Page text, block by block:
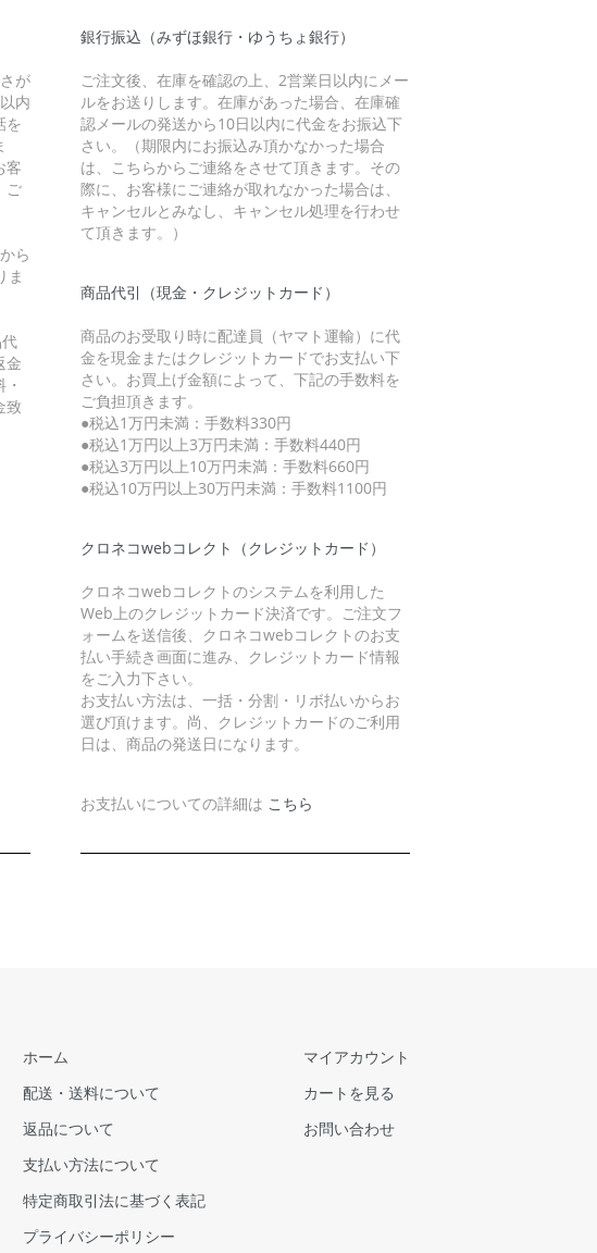
が
内
を
客
ご
ら
ま
金
致
銀行振込（みずほ銀行・ゆうちょ銀行）
ご注文後、在庫を確認の上、2営業日以内にメー
ルをお送りします。在庫があった場合、在庫確
認メールの発送から10日以内に代金をお振込下
さい。（期限内にお振込み頂かなかった場合
は、こちらからご連絡をさせて頂きます。その
際に、お客様にご連絡が取れなかった場合は、
キャンセルとみなし、キャンセル処理を行わせ
て頂きます。）
商品代引（現金・クレジットカード）
商品のお受取り時に配達員（ヤマト運輸）に代
金を現金またはクレジットカードでお支払い下
さい。お買上げ金額によって、下記の手数料を
ご負担頂きます。
●税込1万円未満：手数料330円
●税込1万円以上3万円未満：手数料440円
●税込3万円以上10万円未満：手数料660円
●税込10万円以上30万円未満：手数料1100円
クロネコwebコレクト（クレジットカード）
クロネコwebコレクトのシステムを利用した
Web上のクレジットカード決済です。ご注文フ
ォームを送信後、クロネコwebコレクトのお支
払い手続き画面に進み、クレジットカード情報
をご入力下さい。
お支払い方法は、一括・分割・リボ払いからお
選び頂けます。尚、クレジットカードのご利用
日は、商品の発送日になります。
お支払いについての詳細は こちら
ホーム
配送・送料について
返品について
支払い方法について
特定商取引法に基づく表記
プライバシーポリシー
マイアカウント
カートを見る
お問い合わせ